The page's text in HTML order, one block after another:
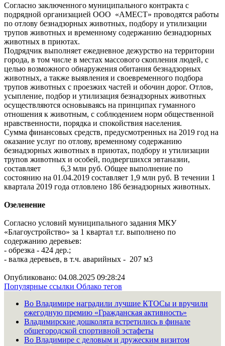
Согласно заключенного муниципального контракта с
подрядной организацией ООО «АМЕСТ» проводятся работы
по отлову безнадзорных животных, подбору и утилизации
трупов животных и временному содержанию безнадзорных
животных в приютах.
Подрядчик выполняет ежедневное дежурство на территории
города, в том числе в местах массового скопления людей, с
целью возможного обнаружения обитания безнадзорных
животных, а также выявления и своевременного подбора
трупов животных с проезжих частей и обочин дорог. Отлов,
усыпление, подбор и утилизация безнадзорных животных
осуществляются основываясь на принципах гуманного
отношения к животным, с соблюдением норм общественной
нравственности, порядка и спокойствия населения.
Сумма финансовых средств, предусмотренных на 2019 год на
оказание услуг по отлову, временному содержанию
безнадзорных животных в приютах, подбору и утилизации
трупов животных и особей, подвергшихся эвтаназии,
составляет 6,3 млн руб. Общее выполнение по
состоянию на 01.04.2019 составляет 1,9 млн руб. В течении 1
квартала 2019 года отловлено 186 безнадзорных животных.
Озеленение
Согласно условий муниципального задания МКУ
«Благоустройство» за 1 квартал т.г. выполнено по
содержанию деревьев:
- обрезка - 424 дер.;
- валка деревьев, в т.ч. аварийных - 207 м3
Опубликовано: 04.08.2025 09:28:24
Популярные ссылки Облако тегов
Во Владимире наградили лучшие КТОСы и вручили
ежегодную премию «Гражданская активность»
Владимирские дошколята встретились в финале
общегородской спортивной эстафеты
Во Владимире с деловым и дружеским визитом